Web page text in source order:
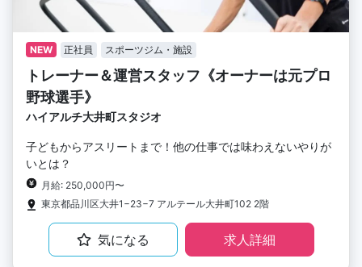
NEW 正社員 スポーツジム・施設
トレーナー＆運営スタッフ《オーナーは元プロ
野球選手》
ハイアルチ大井町スタジオ
子どもからアスリートまで！他の仕事では味わえないやりが
いとは？
月給: 250,000円〜
東京都品川区大井1−23−7 アルテール大井町102 2階
気になる 求人詳細